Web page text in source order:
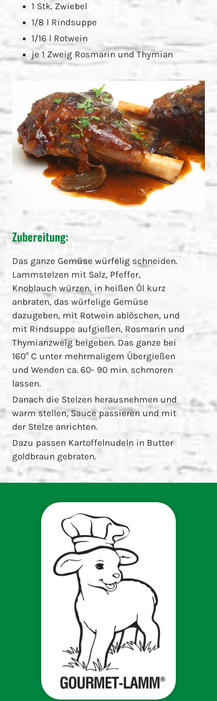
1 Stk. Zwiebel
1/8 l Rindsuppe
1/16 l Rotwein
je 1 Zweig Rosmarin und Thymian
Zubereitung:
Das ganze Gemüse würfelig schneiden.
Lammstelzen mit Salz, Pfeffer,
Knoblauch würzen, in heißen Öl kurz
anbraten, das würfelige Gemüse
dazugeben, mit Rotwein ablöschen, und
mit Rindsuppe aufgießen, Rosmarin und
Thymianzweig beigeben. Das ganze bei
160° C unter mehrmaligem Übergießen
und Wenden ca. 60- 90 min. schmoren
lassen.
Danach die Stelzen herausnehmen und
warm stellen, Sauce passieren und mit
der Stelze anrichten.
Dazu passen Kartoffelnudeln in Butter
goldbraun gebraten.